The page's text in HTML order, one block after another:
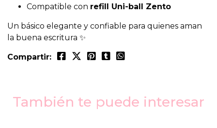
Compatible con refill Uni-ball Zento
Un básico elegante y confiable para quienes aman
la buena escritura ✨
Compartir:
También te puede interesar